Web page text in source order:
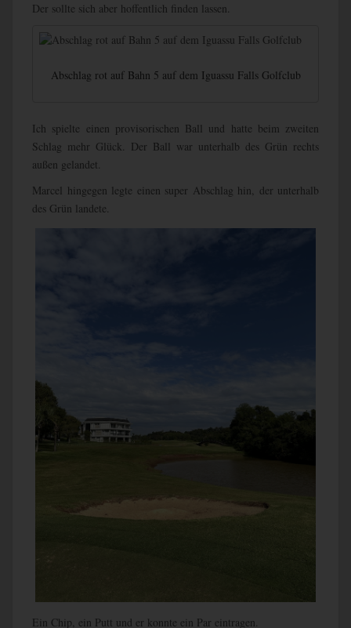
Der sollte sich aber hoffentlich finden lassen.
Abschlag rot auf Bahn 5 auf dem Iguassu Falls Golfclub
Ich spielte einen provisorischen Ball und hatte beim zweiten
Schlag mehr Glück. Der Ball war unterhalb des Grün rechts
außen gelandet.
Marcel hingegen legte einen super Abschlag hin, der unterhalb
des Grün landete.
Ein Chip, ein Putt und er konnte ein Par eintragen.